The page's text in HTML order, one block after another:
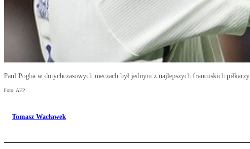
Paul Pogba w dotychczasowych meczach był jednym z najlepszych francuskich piłkarzy
Foto: AFP
Tomasz Wacławek